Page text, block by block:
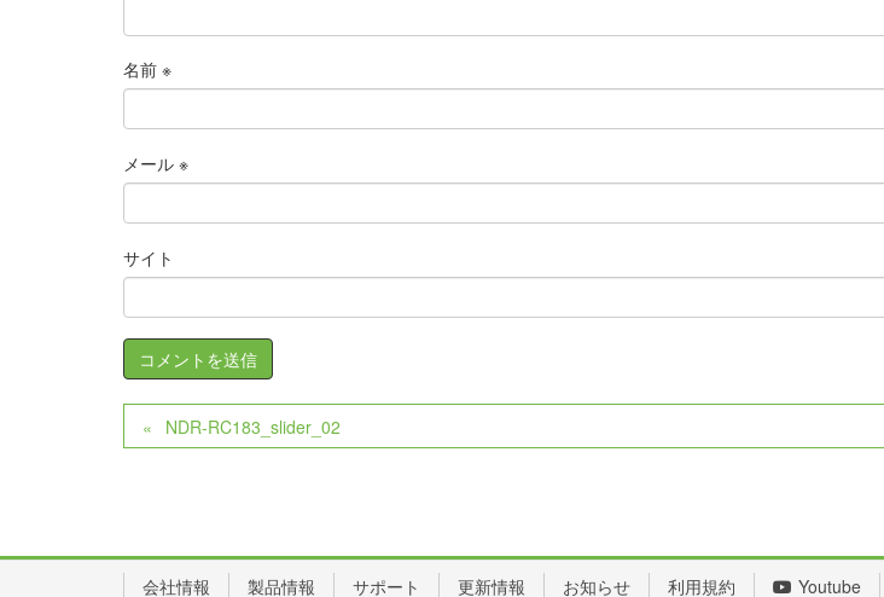
名前 ※
メール ※
サイト
NDR-RC183_slider_02
会社情報 製品情報 サポート 更新情報 お知らせ 利用規約 Youtube